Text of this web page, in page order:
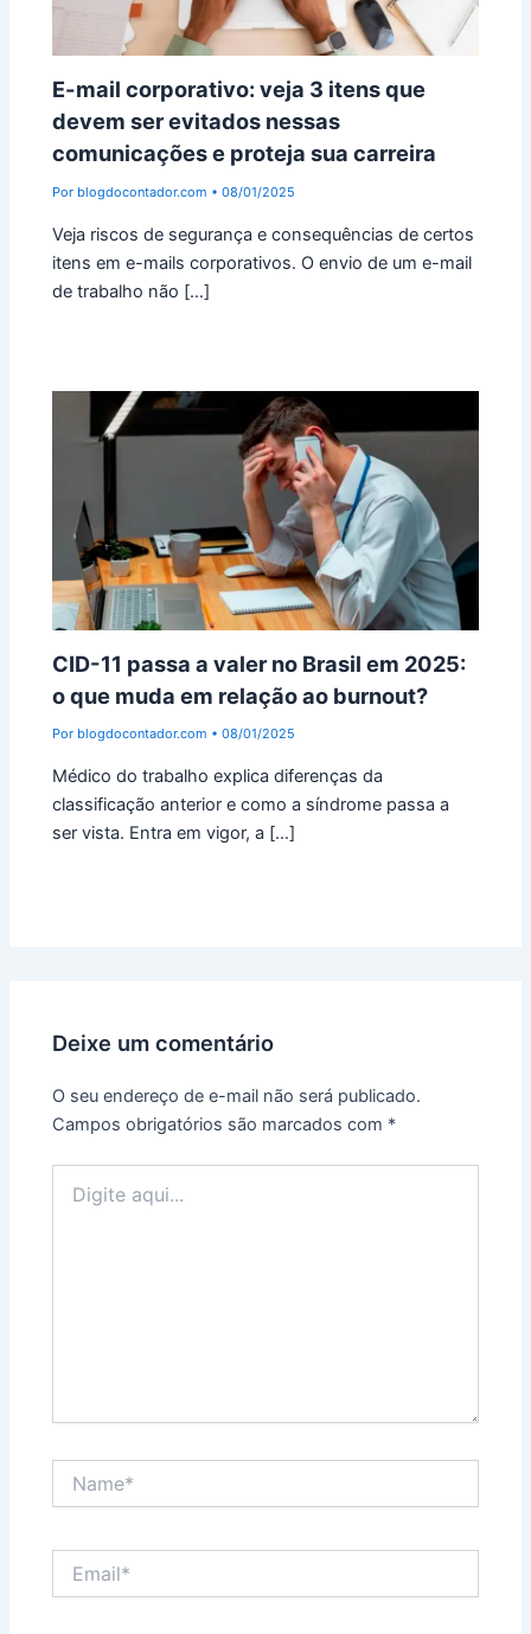
E-mail corporativo: veja 3 itens que
devem ser evitados nessas
comunicações e proteja sua carreira
Por blogdocontador.com •08/01/2025
Veja riscos de segurança e consequências de certos
itens em e-mails corporativos. O envio de um e-mail
de trabalho não […]
CID-11 passa a valer no Brasil em 2025:
o que muda em relação ao burnout?
Por blogdocontador.com •08/01/2025
Médico do trabalho explica diferenças da
classificação anterior e como a síndrome passa a
ser vista. Entra em vigor, a […]
Deixe um comentário
O seu endereço de e-mail não será publicado.
Campos obrigatórios são marcados com *
aqui...